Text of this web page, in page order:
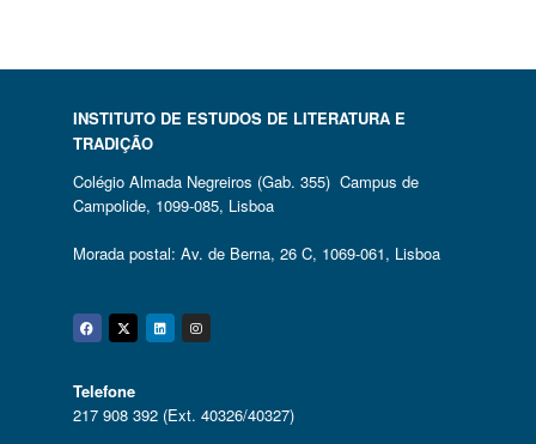
INSTITUTO DE ESTUDOS DE LITERATURA E
TRADIÇÃO
Colégio Almada Negreiros (Gab. 355) Campus de
Campolide, 1099-085, Lisboa
Morada postal: Av. de Berna, 26 C, 1069-061, Lisboa
Facebook
Twitter
Linkedin
Instagram
Telefone
217 908 392 (Ext. 40326/40327)